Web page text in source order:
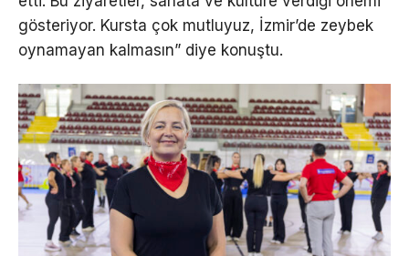
gösteriyor. Kursta çok mutluyuz, İzmir’de zeybek
oynamayan kalmasın” diye konuştu.